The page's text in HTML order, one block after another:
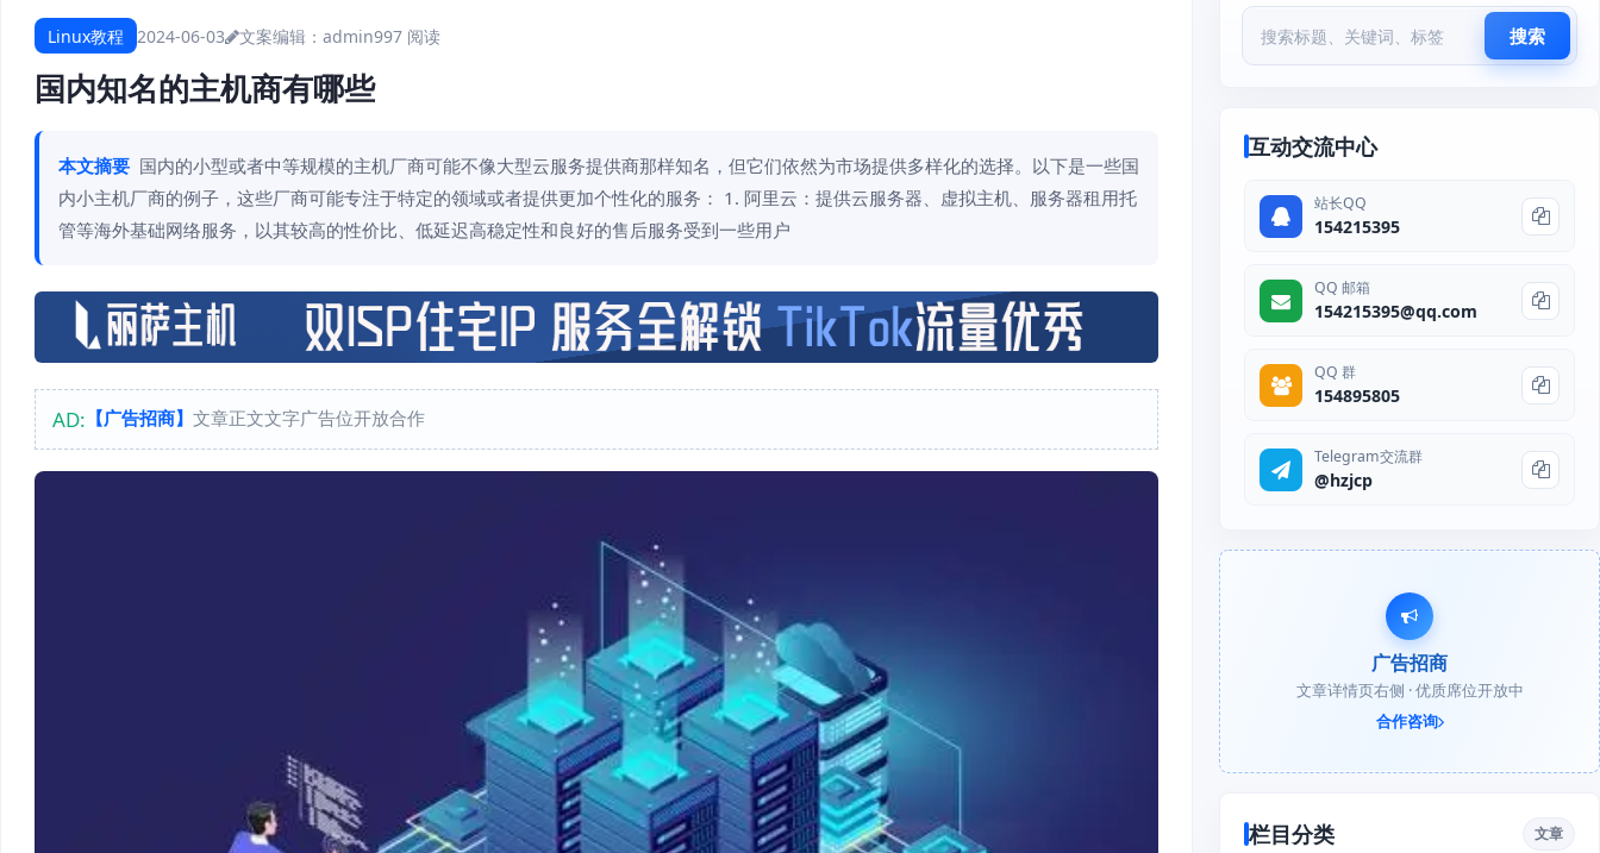
Linux教程 2024-06-03 文案编辑：admin997 阅读
国内知名的主机商有哪些
本文摘要 国内的小型或者中等规模的主机厂商可能不像大型云服务提供商那样知名，但它们依然为市场提供多样化的选择。以下是一些国
内小主机厂商的例子，这些厂商可能专注于特定的领域或者提供更加个性化的服务： 1. 阿里云：提供云服务器、虚拟主机、服务器租用托
管等海外基础网络服务，以其较高的性价比、低延迟高稳定性和良好的售后服务受到一些用户
AD: 【广告招商】 文章正文文字广告位开放合作
搜索
互动交流中心
站长QQ
154215395
QQ 邮箱
154215395@qq.com
QQ 群
154895805
Telegram交流群
@hzjcp
广告招商
文章详情页右侧 · 优质席位开放中
合作咨询
栏目分类 文章